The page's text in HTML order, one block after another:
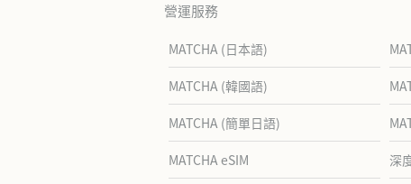
營運服務
MATCHA (日本語)
MATCHA (韓國語)
MATCHA (簡單日語)
MATCHA eSIM 深